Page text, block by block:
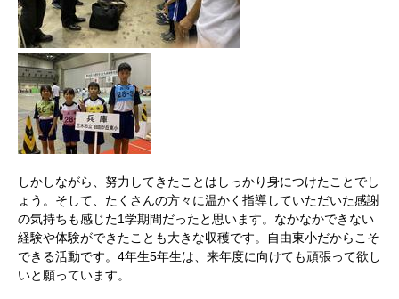
しかしながら、努力してきたことはしっかり身につけたことでし
ょう。そして、たくさんの方々に温かく指導していただいた感謝
の気持ちも感じた1学期間だったと思います。なかなかできない
経験や体験ができたことも大きな収穫です。自由東小だからこそ
できる活動です。4年生5年生は、来年度に向けても頑張って欲し
いと願っています。